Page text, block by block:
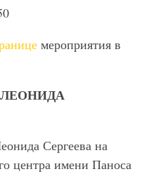
мероприятия в
Сергеева на
центра имени Паноса